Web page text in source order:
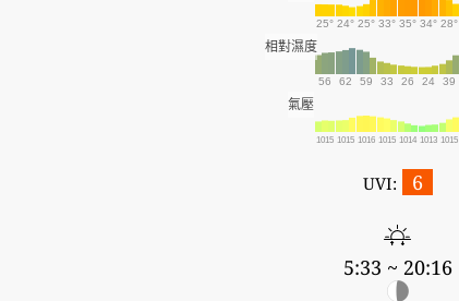
25° 24° 25° 33° 35° 34° 28°
相對濕度
56 62 59 33 26 24 39
氣壓
1015 1015 1016 1015 1014 1013 1015
UVI: 6
5:33 ~ 20:16